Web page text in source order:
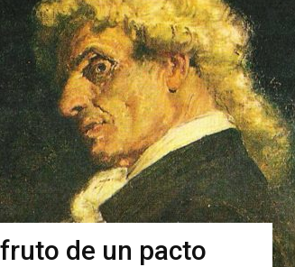
de un pacto